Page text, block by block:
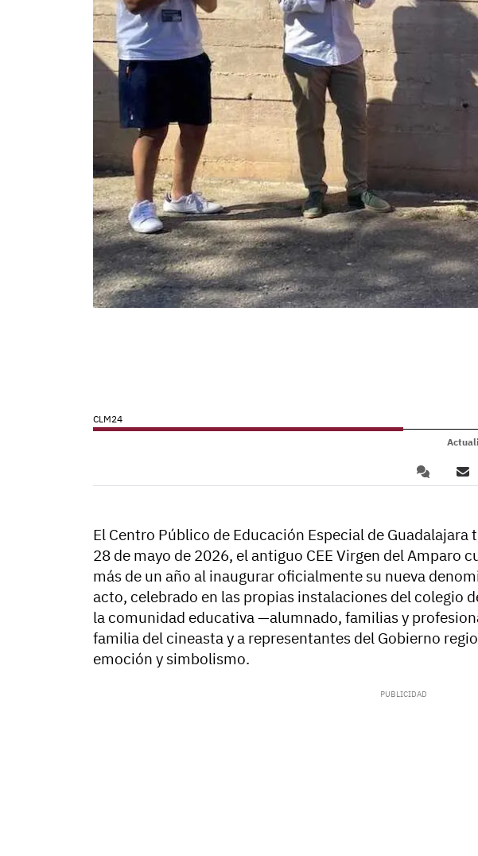
CLM24
El Centro Público de Educación Especial de Guadalajara
28 de mayo de 2026, el antiguo CEE Virgen del Amparo
más de un año al inaugurar oficialmente su nueva
acto, celebrado en las propias instalaciones del colegio
la comunidad educativa —alumnado, familias y
familia del cineasta y a representantes del Gobierno
emoción y simbolismo.